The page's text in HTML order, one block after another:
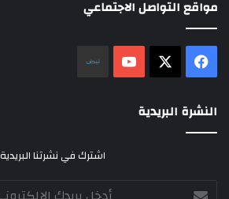
مواقع التواصل الاجتماعي
فيسبوك ‫YouTube
النشرة البريدية
اشترك في نشرتنا البريدية
أدخل